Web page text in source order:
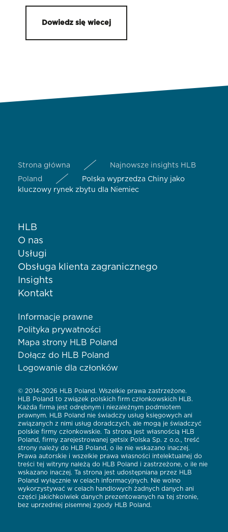
Dowiedz się wiecej
Strona główna
Najnowsze insights HLB
Poland
Polska wyprzedza Chiny jako
kluczowy rynek zbytu dla Niemiec
HLB
O nas
Usługi
Obsługa klienta zagranicznego
Insights
Kontakt
Informacje prawne
Polityka prywatności
Mapa strony HLB Poland
Dołącz do HLB Poland
Logowanie dla członków
© 2014-2026 HLB Poland. Wszelkie prawa zastrzeżone.
HLB Poland to związek polskich firm członkowskich HLB.
Każda firma jest odrębnym i niezależnym podmiotem
prawnym. HLB Poland nie świadczy usług księgowych ani
związanych z nimi usług doradczych, ale mogą je świadczyć
polskie firmy członkowskie. Ta strona jest własnością HLB
Poland, firmy zarejestrowanej getsix Polska Sp. z o.o., treść
strony należy do HLB Poland, o ile nie wskazano inaczej.
Prawa autorskie i wszelkie prawa własności intelektualnej do
treści tej witryny należą do HLB Poland i zastrzeżone, o ile nie
wskazano inaczej. Ta strona jest udostępniana przez HLB
Poland wyłącznie w celach informacyjnych. Nie wolno
wykorzystywać w celach handlowych żadnych danych ani
części jakichkolwiek danych prezentowanych na tej stronie,
bez uprzedniej pisemnej zgody HLB Poland.